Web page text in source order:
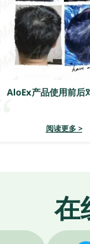
AloEx产品使用前后
阅读更多 >
在